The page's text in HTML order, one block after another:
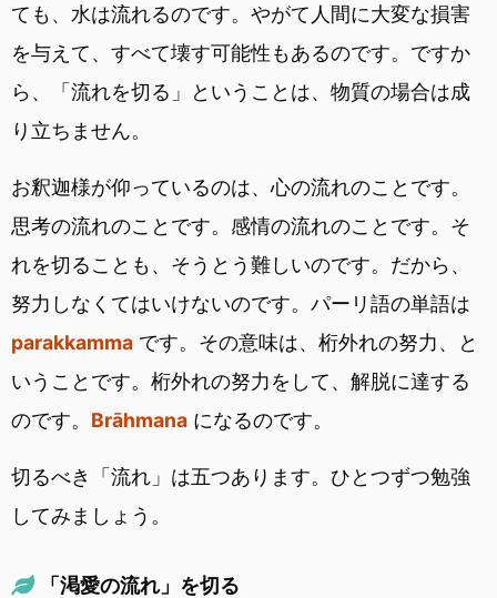
ても、水は流れるのです。やがて人間に大変な損害
を与えて、すべて壊す可能性もあるのです。ですか
ら、「流れを切る」ということは、物質の場合は成
り立ちません。
お釈迦様が仰っているのは、心の流れのことです。
思考の流れのことです。感情の流れのことです。そ
れを切ることも、そうとう難しいのです。だから、
努力しなくてはいけないのです。パーリ語の単語は
parakkamma です。その意味は、桁外れの努力、と
いうことです。桁外れの努力をして、解脱に達する
のです。 Brāhmana になるのです。
切るべき「流れ」は五つあります。ひとつずつ勉強
してみましょう。
「渇愛の流れ」を切る